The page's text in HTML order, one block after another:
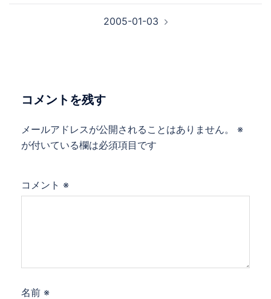
ョ
2005-01-03
コメントを残す
メールアドレスが公開されることはありません。
※
が付いている欄は必須項目です
コメント ※
名前 ※